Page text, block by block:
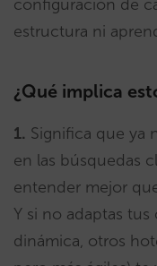
configuración de
estructura ni
¿Qué implica
1. Significa que ya
en las búsquedas
entender mejor
Y si no adaptas tus
dinámica, otros